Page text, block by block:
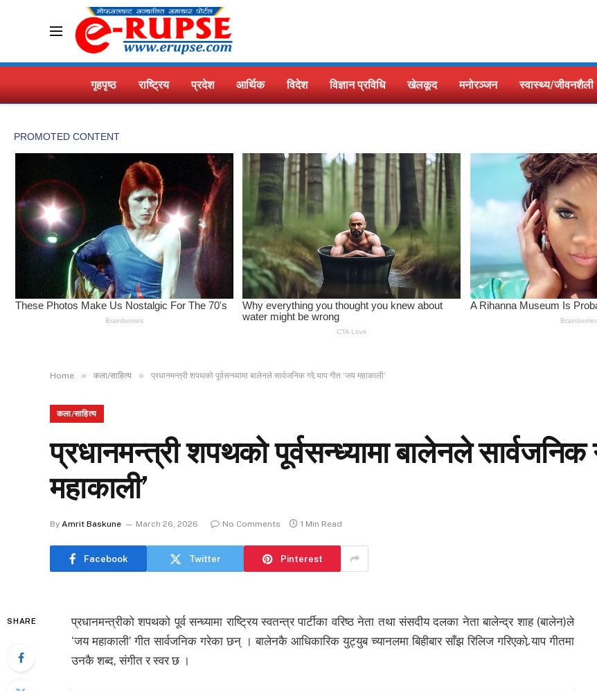
गृहपृष्ठ राष्ट्रिय प्रदेश आर्थिक विदेश विज्ञान प्रविधि खेलकूद मनोरञ्जन स्वास्थ्य/जीवनशैली
Home » कला/साहित्य » प्रधानमन्त्री शपथको पूर्वसन्ध्यामा बालेनले सार्वजनिक गरे र्‍याप गीत ‘जय महाकाली’
कला/साहित्य
प्रधानमन्त्री शपथको पूर्वसन्ध्यामा बालेनले सार्वजनिक
महाकाली’
By Amrit Baskune March 26, 2026 No Comments 1 Min Read
Facebook Twitter Pinterest
SHARE
प्रधानमन्त्रीको शपथको पूर्व सन्ध्यामा राष्ट्रिय स्वतन्त्र पार्टीका वरिष्ठ नेता तथा संसदीय दलका नेता बालेन्द्र शाह (बालेन)ले
‘जय महाकाली’ गीत सार्वजनिक गरेका छन् । बालेनकै आधिकारिक युट्युब च्यानलमा बिहीबार साँझ रिलिज गरिएको र्‍याप गीतमा
उनकै शब्द, संगीत र स्वर छ ।